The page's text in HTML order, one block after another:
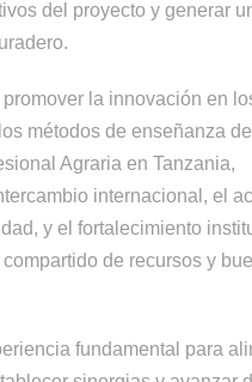
del proyecto y generar
la innovación en
métodos de enseñanza
Agraria en Tanzania,
internacional, el
y el fortalecimiento
de recursos y
fundamental para